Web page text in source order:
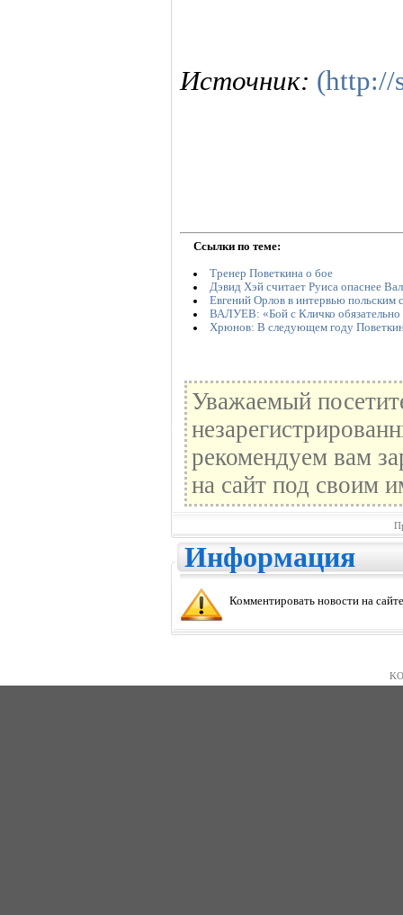
Источник: (http://
Ссылки по теме:
Тренер Поветкина о бое
Дэвид Хэй считает Руиса опаснее
Евгений Орлов в интервью польским
ВАЛУЕВ: «Бой с Кличко обязательно
Хрюнов: В следующем году
Уважаемый
рекомендуем вам
на сайт под своим
Информация
Комментировать новости на